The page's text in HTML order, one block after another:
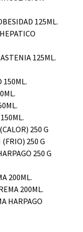
125ML.
125ML.
150ML.
250 G
250 G
250 G
200ML.
200ML.
HARPAGO